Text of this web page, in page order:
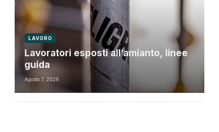
LAVORO
Lavoratori esposti all’amianto, linee
guida
Agosto 7, 2026